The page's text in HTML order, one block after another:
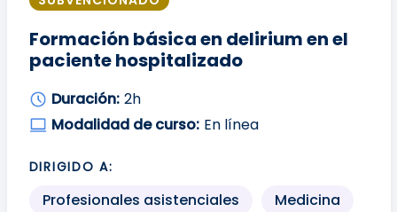
Formación básica en delirium en el
paciente hospitalizado
Duración: 2h
Modalidad de curso: En línea
DIRIGIDO A:
Profesionales asistenciales
Medicina